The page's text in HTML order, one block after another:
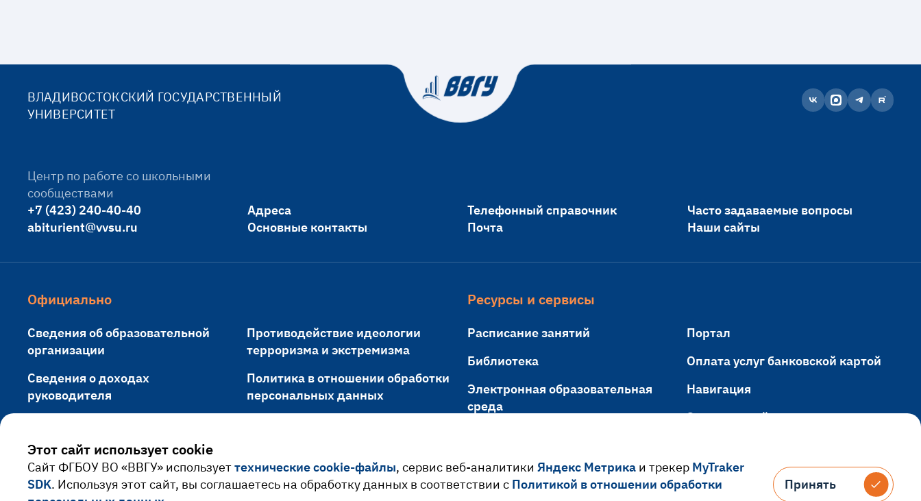
ВЛАДИВОСТОКСКИЙ ГОСУДАРСТВЕННЫЙ
УНИВЕРСИТЕТ
Центр по работе со школьными
сообществами
+7 (423) 240-40-40
abiturient@vvsu.ru
Адреса
Основные контакты
Телефонный справочник
Почта
Часто задаваемые вопросы
Наши сайты
Официально
Сведения об образовательной
организации
Сведения о доходах
руководителя
Противодействие идеологии
терроризма и экстремизма
Политика в отношении обработки
персональных данных
Ресурсы и сервисы
Расписание занятий
Библиотека
Электронная образовательная
среда
Документооборот
Портал
Оплата услуг банковской картой
Навигация
Электронный кампус
Этот сайт использует cookie
Cайт ФГБОУ ВО «ВВГУ» используеттехнические cookie-файлы, сервис веб-аналитики Яндекс Метрикаи трекер MyTraker
SDK. Используя этот сайт, вы соглашаетесь на обработку данных в соответствии с Политикой в отношении обработки
Принять
Принять